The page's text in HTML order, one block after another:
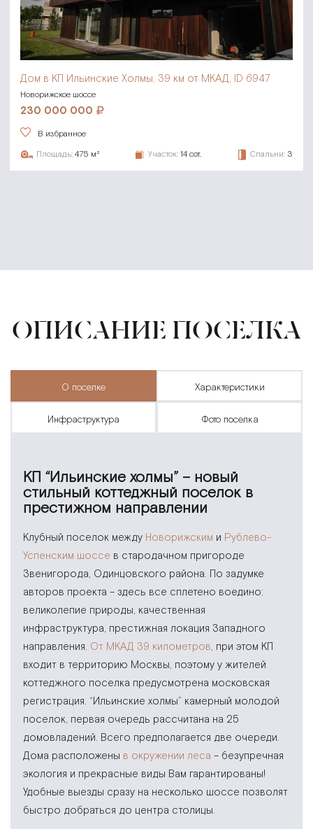
Дом в КП Ильинские Холмы, 39 км от МКАД, ID 6947
Новорижское шоссе
230 000 000
В избранное
Площадь: 475 м² Участок: 14 сот. Спальни: 3
ОПИСАНИЕ ПОСЕЛКА
о поселке характеристики
инфраструктура фото поселка
КП “Ильинские холмы” – новый
стильный коттеджный поселок в
престижном направлении
Клубный поселок между Новорижским и Рублево-
Успенским шоссе в стародачном пригороде
Звенигорода, Одинцовского района. По задумке
авторов проекта – здесь все сплетено воедино:
великолепие природы, качественная
инфраструктура, престижная локация Западного
направления. От МКАД 39 километров, при этом КП
входит в территорию Москвы, поэтому у жителей
коттеджного поселка предусмотрена московская
регистрация. “Ильинские холмы” камерный молодой
поселок, первая очередь рассчитана на 25
домовладений. Всего предполагается две очереди.
Дома расположены в окружении леса – безупречная
экология и прекрасные виды Вам гарантированы!
Удобные выезды сразу на несколько шоссе позволят
быстро добраться до центра столицы.